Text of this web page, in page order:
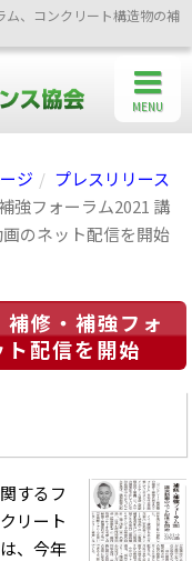
ム、コンクリート構造物の補
ジ
プレスリリース
フォーラム2021 講
のネット配信を開始
修・補強フォ
配信を開始
するフ
リート
、今年
MENU